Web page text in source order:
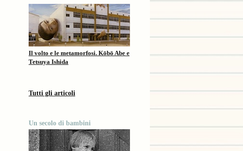
Il volto e le metamorfosi. Kōbō Abe e
Tetsuya Ishida
Tutti gli articoli
Un secolo di bambini